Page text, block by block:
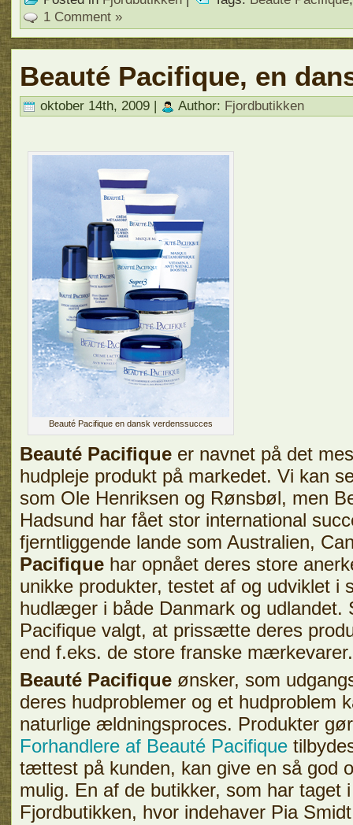
1 Comment »
Beauté Pacifique, en
oktober 14th, 2009 | Author: Fjordbutikken
Beauté Pacifique en dansk verdenssucces
Beauté Pacifique er navnet på det
hudpleje produkt på markedet. Vi kan
som Ole Henriksen og Rønsbøl, men
Hadsund har fået stor international
fjerntliggende lande som Australien,
Pacifique har opnået deres store
unikke produkter, testet af og udviklet i
hudlæger i både Danmark og udlandet.
Pacifique valgt, at prissætte deres
end f.eks. de store franske mærkevarer.
Beauté Pacifique ønsker, som
deres hudproblemer og et hudproblem
naturlige ældningsproces. Produkter
Forhandlere af Beauté Pacifique
tættest på kunden, kan give en så god
mulig. En af de butikker, som har taget
Fjordbutikken, hvor indehaver Pia